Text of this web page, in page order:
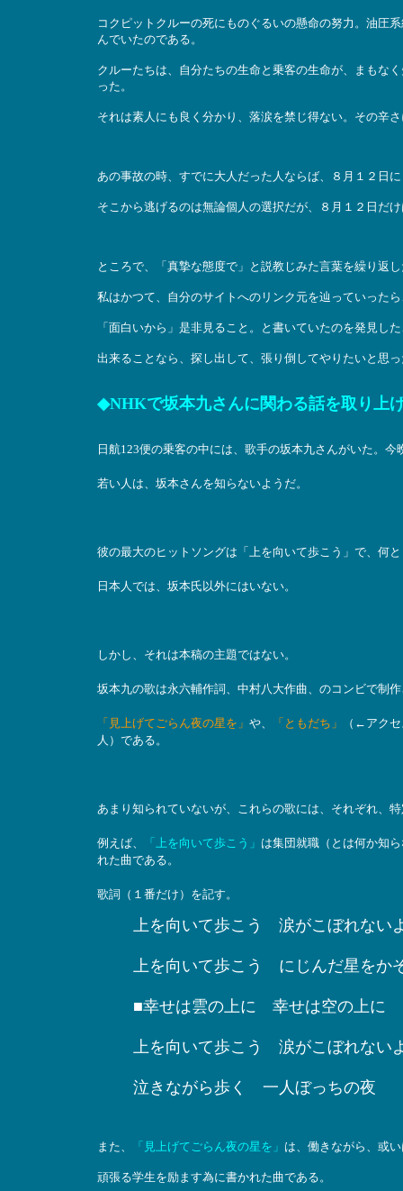
コクピットクルーの死にものぐるいの懸命の努力。油圧
んでいたのである。
クルーたちは、自分たちの生命と乗客の生命が、まもな
った。
それは素人にも良く分かり、落涙を禁じ得ない。その辛
あの事故の時、すでに大人だった人ならば、８月１２日
そこから逃げるのは無論個人の選択だが、８月１２日だ
ところで、「真摯な態度で」と説教じみた言葉を繰り返
私はかつて、自分のサイトへのリンク元を辿っていった
「面白いから」是非見ること。と書いていたのを発見し
出来ることなら、探し出して、張り倒してやりたいと思
◆NHKで坂本九さんに関わる話を取り上
日航123便の乗客の中には、歌手の坂本九さんがいた。今
若い人は、坂本さんを知らないようだ。
彼の最大のヒットソングは「上を向いて歩こう」で、何
日本人では、坂本氏以外にはいない。
しかし、それは本稿の主題ではない。
坂本九の歌は永六輔作詞、中村八大作曲、のコンビで制
「見上げてごらん夜の星を」 や、 「ともだち」
（←アク
人）である。
あまり知られていないが、これらの歌には、それぞれ、
例えば、 「上を向いて歩こう」 は集団就職（とは何か知
れた曲である。
歌詞（１番だけ）を記す。
上を向いて歩こう 涙がこぼれない
上を向いて歩こう にじんだ星をか
■幸せは雲の上に 幸せは空の上に
上を向いて歩こう 涙がこぼれない
泣きながら歩く 一人ぼっちの夜
また、 「見上げてごらん夜の星を」 は、働きながら、或
頑張る学生を励ます為に書かれた曲である。